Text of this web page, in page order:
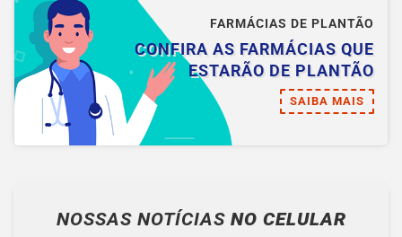
FARMÁCIAS DE PLANTÃO
CONFIRA AS FARMÁCIAS QUE
ESTARÃO DE PLANTÃO
SAIBA MAIS
NOSSAS NOTÍCIAS NO CELULAR